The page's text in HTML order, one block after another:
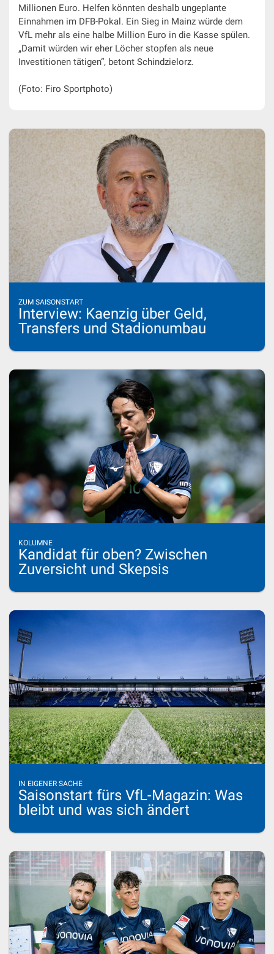
Millionen Euro. Helfen könnten deshalb ungeplante
Einnahmen im DFB-Pokal. Ein Sieg in Mainz würde dem
VfL mehr als eine halbe Million Euro in die Kasse spülen.
„Damit würden wir eher Löcher stopfen als neue
Investitionen tätigen“, betont Schindzielorz.
(Foto: Firo Sportphoto)
ZUM SAISONSTART
Interview: Kaenzig über Geld,
Transfers und Stadionumbau
KOLUMNE
Kandidat für oben? Zwischen
Zuversicht und Skepsis
IN EIGENER SACHE
Saisonstart fürs VfL-Magazin: Was
bleibt und was sich ändert